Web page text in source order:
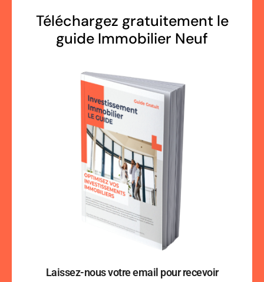
Téléchargez gratuitement le
guide Immobilier Neuf
Laissez-nous votre email pour recevoir